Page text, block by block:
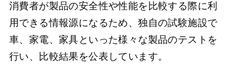
消費者が製品の安全性や性能を比較する際に利
用できる情報源になるため、独自の試験施設で
車、家電、家具といった様々な製品のテストを
行い、比較結果を公表しています。